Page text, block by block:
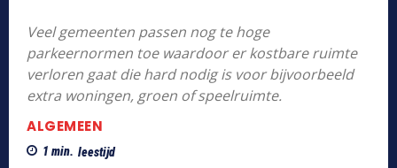
Veel gemeenten passen nog te hoge
parkeernormen toe waardoor er kostbare ruimte
verloren gaat die hard nodig is voor bijvoorbeeld
extra woningen, groen of speelruimte.
ALGEMEEN
1 min. leestijd